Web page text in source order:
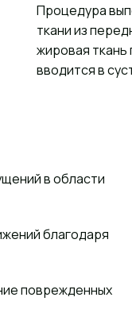
Процедура
ткани из
жировая
вводится в
в области
благодаря
поврежденных